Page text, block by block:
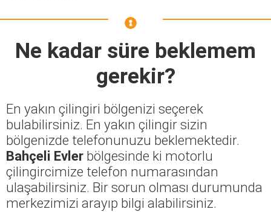
Ne kadar süre beklemem
gerekir?
En yakın çilingiri bölgenizi seçerek
bulabilirsiniz. En yakın çilingir sizin
bölgenizde telefonunuzu beklemektedir.
Bahçeli Evler bölgesinde ki motorlu
çilingircimize telefon numarasından
ulaşabilirsiniz. Bir sorun olması durumunda
merkezimizi arayıp bilgi alabilirsiniz.